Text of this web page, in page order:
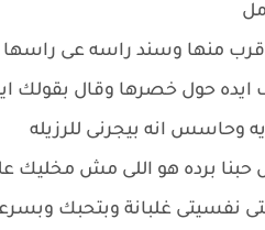
منها وسند راسه عى راسها
حول خصرها وقال بقولك
وحاسس انه بيجرنى للرزيله
برده هو اللى مش مخليك
نفسيتى غلبانة وبتحبك